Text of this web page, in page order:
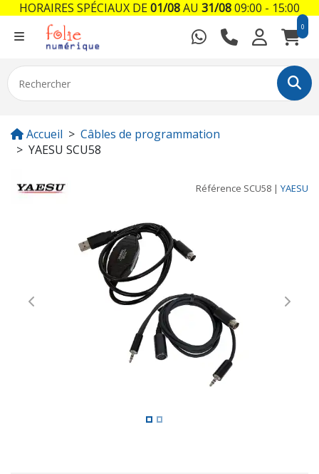
0
Accueil
Câbles de programmation
YAESU SCU58
Référence SCU58 | YAESU
Previous Next
HORAIRES SPÉCIAUX DE01/08AU 31/0809:00 - 15:00